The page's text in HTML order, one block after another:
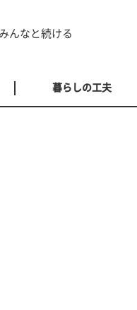
んなと続ける
暮らしの工夫